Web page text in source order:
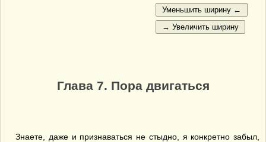
Глава 7. Пора двигаться
Знаете, даже и признаваться не стыдно, я конкретно забыл,